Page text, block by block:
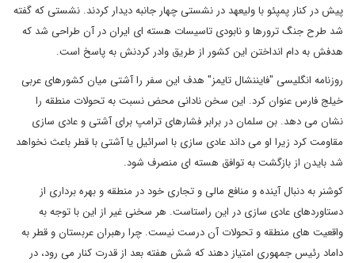
پیش در کنار پمپئو با ولیعهد در نشستی چهار جانبه دیدار کردند. نشستی که گفته
شد طرح جنگ ترورها و نابودی تاسیسات هسته ای ایران در آن طراحی شد که
هدفش به دام انداختن این کشور از طریق وادر کردنش به پاسخ است.
روزنامه انگلیسی "فایننشال تایمز" هدف این سفر را آشتی میان کشورهای عربی
خیلج فارس عنوان کرد. این سخن نادانی محض نسبت به تحولات منطقه را
نشان می دهد. بن سلمان در برابر فشارهای ترامپ برای آشتی و عادی سازی
مقاومت کرد زیرا او می داند عادی سازی با اسرائیل یا آشتی با قطر باعث نخواهد
شد بایدن از بازگشت به توافق هسته ای منصرف شود.
کوشنر به دنبال آینده و منافع مالی و تجاری خود در منطقه و بهره برداری از
دستاوردهای عادی سازی در این راستاست. هر سخنی غیر از این با توجه به
واقعیت های منطقه و تحولات آن درست نیست. چرا رهبران عربستان و قطر به
داماد رئیس جمهوری امتیاز دهند که شش هفته بعد از قدرت کنار می رود، در